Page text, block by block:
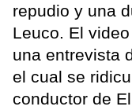
repudio y una
Leuco. El
una entrevista
el cual se
conductor de